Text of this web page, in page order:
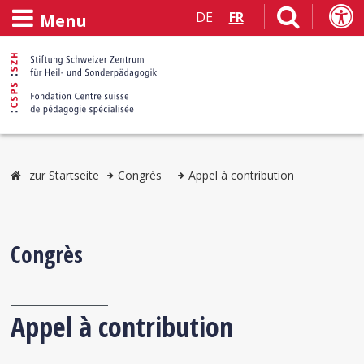
Menu DE FR
zur Startseite Congrès Appel à contribution
Congrès
Appel à contribution